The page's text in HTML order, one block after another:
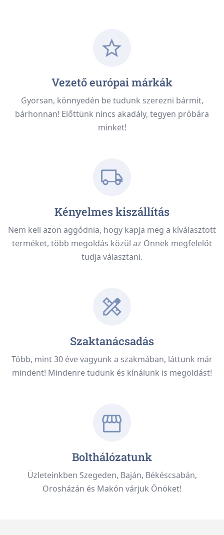
Vezető európai márkák
Gyorsan, könnyedén be tudunk szerezni bármit,
bárhonnan! Előttünk nincs akadály, tegyen próbára
minket!
Kényelmes kiszállítás
Nem kell azon aggódnia, hogy kapja meg a kíválasztott
terméket, több megoldás közül az Önnek megfelelőt
tudja választani.
Szaktanácsadás
Több, mint 30 éve vagyunk a szakmában, láttunk már
mindent! Mindenre tudunk és kínálunk is megoldást!
Bolthálózatunk
Üzleteinkben Szegeden, Baján, Békéscsabán,
Orosházán és Makón várjuk Önöket!